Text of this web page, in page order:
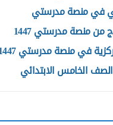
في منصة مدرستي
منصة مدرستي 1447
في منصة مدرستي 1447
الخامس الابتدائي